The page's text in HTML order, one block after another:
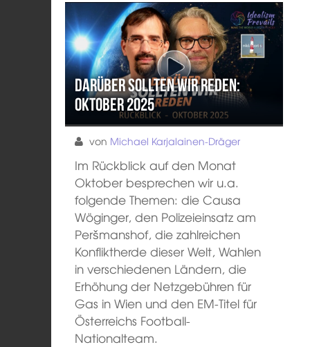
Darüber sollten wir reden:
Oktober 2025
von Michael Karjalainen-Dräger
Im Rückblick auf den Monat
Oktober besprechen wir u.a.
folgende Themen: die Causa
Wöginger, den Polizeieinsatz am
Peršmanshof, die zahlreichen
Konfliktherde dieser Welt, Wahlen
in verschiedenen Ländern, die
Erhöhung der Netzgebühren für
Gas in Wien und den EM-Titel für
Österreichs Football-
Nationalteam.